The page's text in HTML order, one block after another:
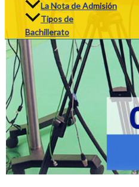
La Nota de Admisión
Tipos de
Bachillerato